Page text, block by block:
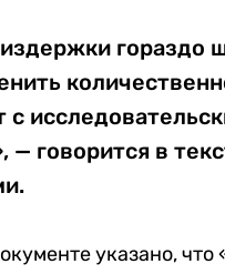
гораздо
с
— говорится в
указано,